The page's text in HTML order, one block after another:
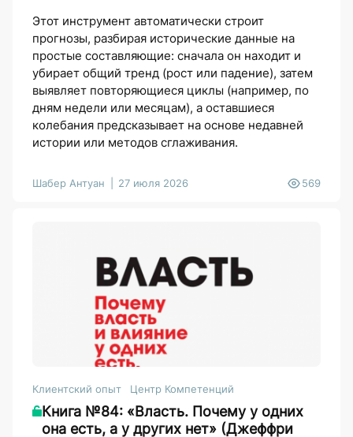
Этот инструмент автоматически строит
прогнозы, разбирая исторические данные на
простые составляющие: сначала он находит и
убирает общий тренд (рост или падение), затем
выявляет повторяющиеся циклы (например, по
дням недели или месяцам), а оставшиеся
колебания предсказывает на основе недавней
истории или методов сглаживания.
Шабер Антуан 27 июля 2026 569
Клиентский опыт Центр Компетенций
Книга №84: «Власть. Почему у одних
она есть, а у других нет» (Джеффри